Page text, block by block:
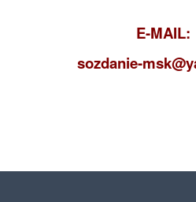
E-MAIL:
sozdanie-